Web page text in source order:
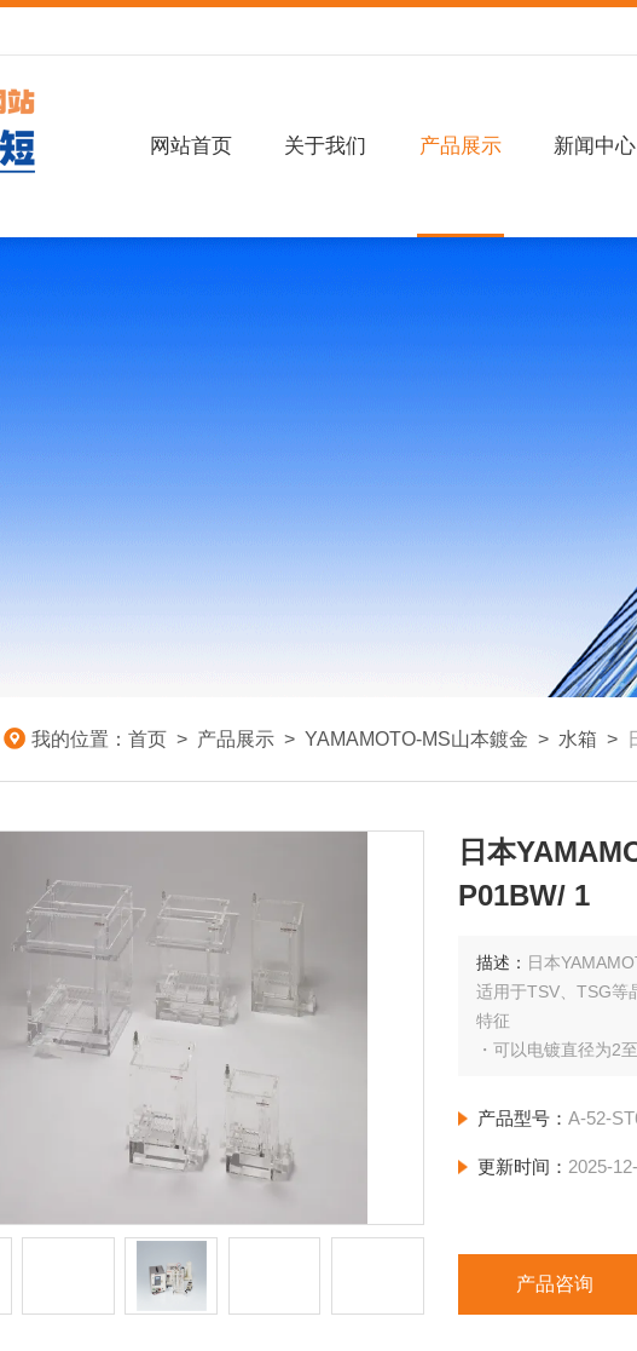
网站首页 关于我们 产品展示 新闻中心
我的位置： 首页 > 产品展示 > YAMAMOTO-MS山本鍍金 > 水箱 >
日本
P01BW/ 1
描述： 日本
适用于TSV、TSG等
特征
・可以电镀直径为2
产品型号：A-52-
更新时间： 2025-
产品咨询